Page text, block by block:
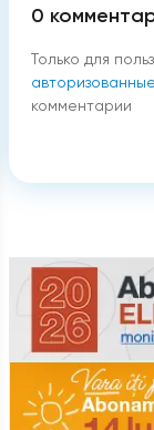
0
Только для
авторизованные
комментарии